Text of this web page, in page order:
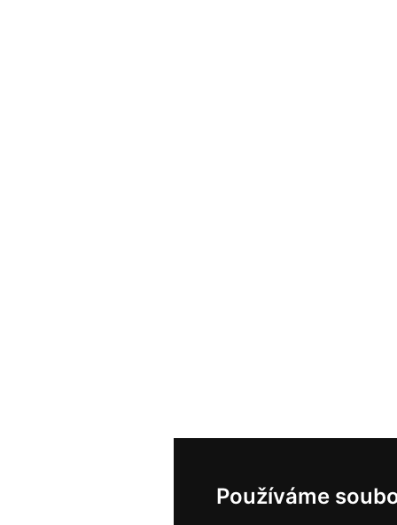
Používáme